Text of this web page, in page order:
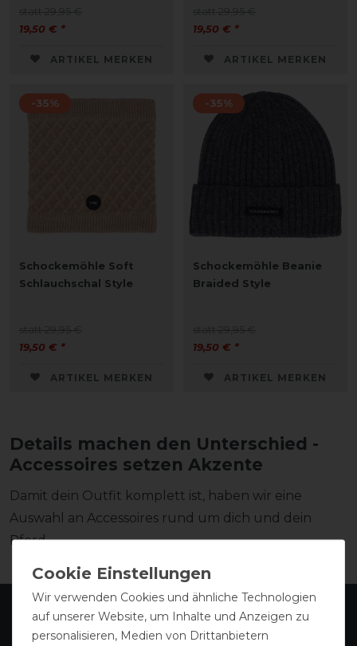
19,50 € *
ARTIKEL MERKEN
19,50 € *
ARTIKEL MERKEN
-35%
Schockemöhle Soft
Schlauchschal Style
19,50 € *
ARTIKEL MERKEN
-35%
Schockemöhle Beanie
Braided Style
19,50 € *
ARTIKEL MERKEN
Details machen den Unterschied -
Accessoires setzen Akzente
Damit dein Outfit komplett ist, haben wir eine
Auswahl an Accessoires rund um dich und dein
Pferd.
Wir verwenden Cookies und ähnliche Technologien
auf unserer Website, um Inhalte und Anzeigen zu
personalisieren, Medien von Drittanbietern